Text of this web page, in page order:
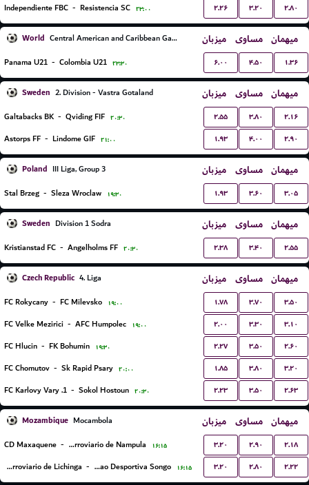
Independiente FBC - Resistencia SC ۲۳:۰۰ ۲.۲۶ ۳.۲۰ ۲.۸۰
World Central American and Caribbean Games میزبان مساوی میهمان
Panama U21 - Colombia U21 ۲۳:۳۰ ۶.۰۰ ۴.۵۰ ۱.۳۶
Sweden 2. Division - Vastra Gotaland میزبان مساوی میهمان
Galtabacks BK - Qviding FIF ۲۰:۳۰ ۲.۵۵ ۳.۸۰ ۲.۱۶
Astorps FF - Lindome GIF ۲۱:۰۰ ۱.۹۳ ۴.۰۰ ۲.۹۰
Poland III Liga, Group 3 میزبان مساوی میهمان
Stal Brzeg - Sleza Wroclaw ۱۹:۳۰ ۱.۹۳ ۳.۶۰ ۳.۰۵
Sweden Division 1 Sodra میزبان مساوی میهمان
Kristianstad FC - Angelholms FF ۲۰:۳۰ ۲.۳۸ ۳.۴۰ ۲.۵۵
Czech Republic 4. Liga میزبان مساوی میهمان
FC Rokycany - FC Milevsko ۱۹:۰۰ ۱.۷۸ ۳.۷۰ ۳.۵۰
FC Velke Mezirici - AFC Humpolec ۱۹:۰۰ ۲.۰۰ ۳.۳۰ ۳.۱۰
FC Hlucin - FK Bohumin ۱۹:۳۰ ۲.۲۷ ۳.۵۰ ۲.۶۰
FC Chomutov - Sk Rapid Psary ۲۰:۰۰ ۱.۸۵ ۳.۸۰ ۳.۲۰
1. FC Karlovy Vary - Sokol Hostoun ۲۰:۳۰ ۲.۲۳ ۳.۵۰ ۲.۶۳
Mozambique Mocambola میزبان مساوی میهمان
CD Maxaquene - Clube Ferroviario de Nampula ۱۶:۱۵ ۳.۲۰ ۲.۹۰ ۲.۱۸
Ferroviario de Lichinga - Uniao Desportiva Songo ۱۶:۱۵ ۳.۲۰ ۲.۸۰ ۲.۲۲